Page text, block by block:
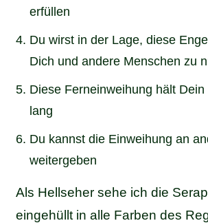
erfüllen
Du wirst in der Lage, diese
Dich und andere Menschen zu
Diese Ferneinweihung hält
lang
Du kannst die Einweihung an
weitergeben
Als Hellseher sehe ich die
eingehüllt in alle Farben des